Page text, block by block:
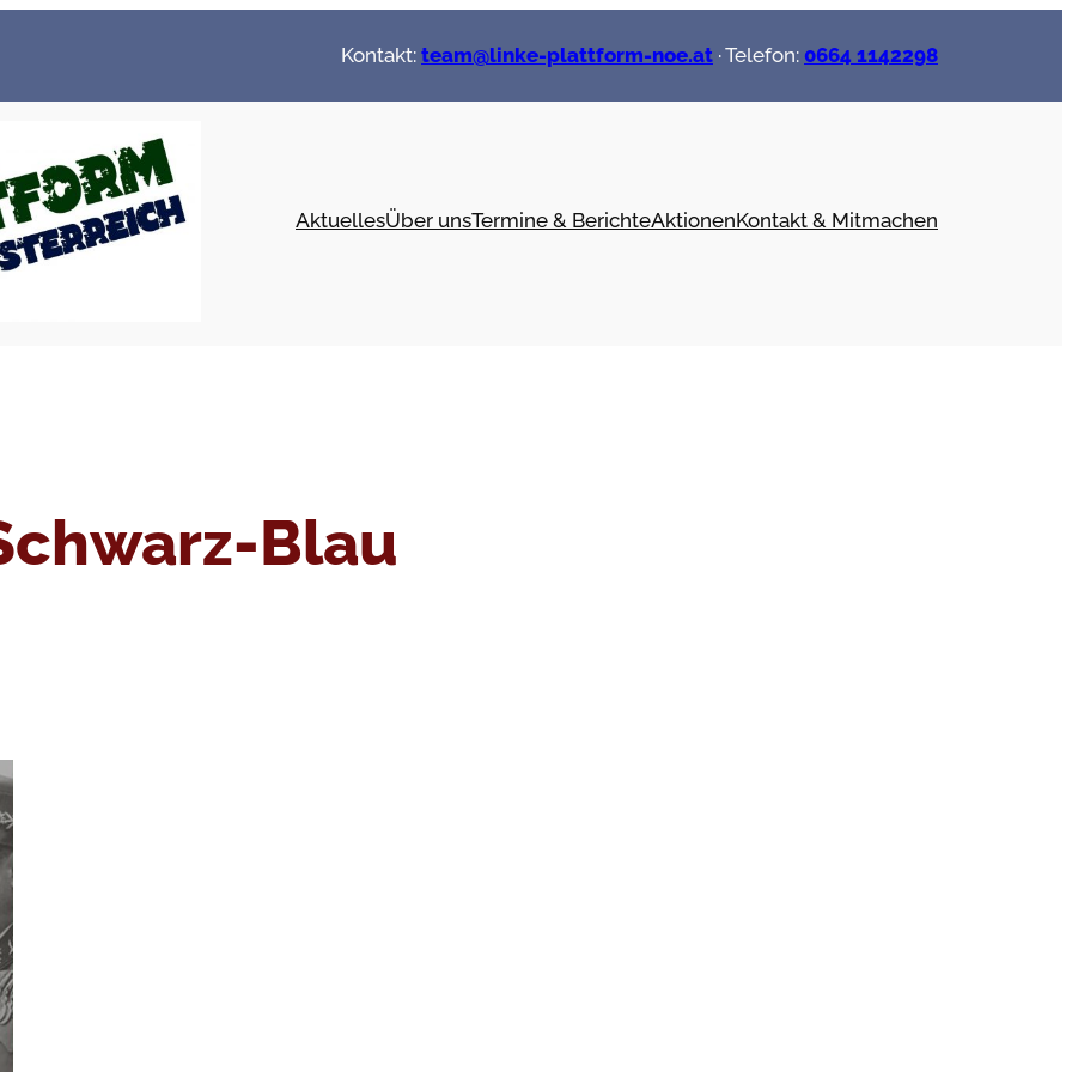
Kontakt: team@linke-plattform-noe.at · Telefon: 0664 1142298
AktuellesÜber unsTermine & BerichteAktionenKontakt & Mitmachen
Blau